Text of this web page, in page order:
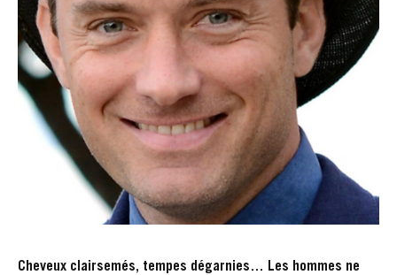
Cheveux clairsemés, tempes dégarnies… Les hommes ne